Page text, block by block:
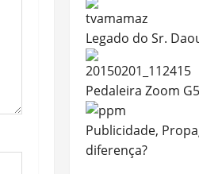
Legado do Sr.
Pedaleira Zoom
Publicidade,
diferença?